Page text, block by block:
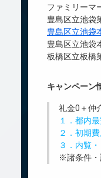
ファミリーマ
豊島区立池袋
豊島区立池袋
豊島区立池袋
板橋区立板橋
キャンペーン
礼金0 ＋仲
１．都内
２．初期
３．内覧
※諸条件・